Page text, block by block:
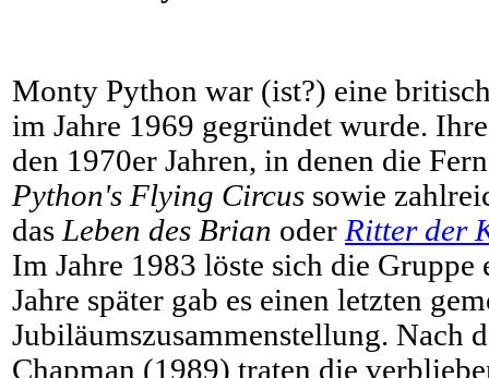
Monty Python war (ist?) eine
im Jahre 1969 gegründet wurde.
den 1970er Jahren, in denen die
Python's Flying Circus sowie
das Leben des Brian oder Ritter der
Im Jahre 1983 löste sich die Gruppe
Jahre später gab es einen letzten
Jubiläumszusammenstellung. Nach
Chapman (1989) traten die